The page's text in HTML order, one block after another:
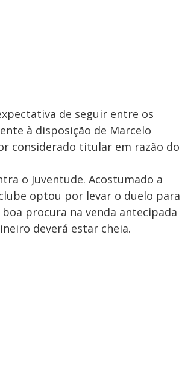
de seguir entre os
à disposição de Marcelo
considerado titular em razão do
o Juventude. Acostumado a
optou por levar o duelo para
procura na venda antecipada
deverá estar cheia.